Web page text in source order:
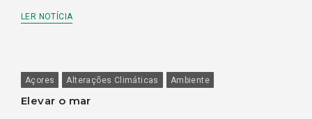
LER NOTÍCIA
Açores Alterações Climáticas Ambiente
Elevar o mar